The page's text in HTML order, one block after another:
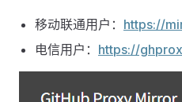
移动联通用户： https://
电信用户： https://